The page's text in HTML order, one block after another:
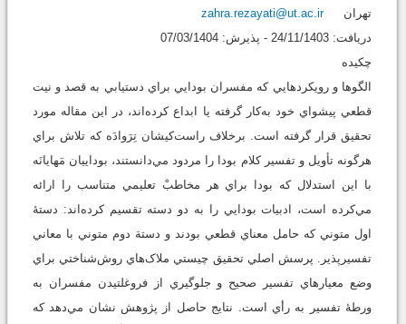
تهران
zahra.rezayati@ut.ac.ir
دريافت: 24/11/1403 - پذيرش: 07/03/1404
چکيده
الگوها و رويکردهايي که مفسران بودايي براي دستيابي به قصد و نيت
قطعي پيشواي خود به‌کار گرفته يا ابداع کرده‌اند، در اين مقاله مورد
تحقيق قرار گرفته است. برخلاف راست‌کيشان تِرَوادَه که تلاش براي
هرگونه تأويل و تفسير کلام بودا را مردود مي‌دانستند، بوداييان مَهايانَه
با اين استدلال که بودا براي هر مخاطبْ تعليمي متناسب را ارائه
مي‌کرده است، ادبيات بودايي را به دو دسته تقسيم کرده‌اند: دستۀ
اول متوني که حامل معناي قطعي بودند و دستة دوم متوني با معاني
تفسيرپذير. پرسش اصلي تحقيق چيستي ملاک‌هاي روش‌شناختي براي
وضع معيارهاي تفسير صحيح و جلوگيري از فروغلتيدن مفسران به
ورطۀ تفسير به رأي است. نتايج حاصل از پژوهش نشان مي‌دهد که